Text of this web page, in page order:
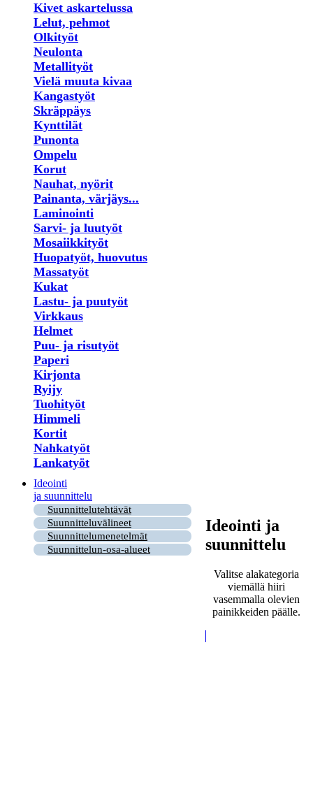
Kivet askartelussa
Lelut, pehmot
Olkityöt
Neulonta
Metallityöt
Vielä muuta kivaa
Kangastyöt
Skräppäys
Kynttilät
Punonta
Ompelu
Korut
Nauhat, nyörit
Painanta, värjäys...
Laminointi
Sarvi- ja luutyöt
Mosaiikkityöt
Huopatyöt, huovutus
Massatyöt
Kukat
Lastu- ja puutyöt
Virkkaus
Helmet
Puu- ja risutyöt
Paperi
Kirjonta
Ryijy
Tuohityöt
Himmeli
Kortit
Nahkatyöt
Lankatyöt
Ideointi
ja suunnittelu
Suunnittelutehtävät
Suunnitteluvälineet
Suunnittelumenetelmät
Suunnittelun-osa-alueet
Ideointi ja
suunnittelu
Valitse alakategoria
viemällä hiiri
vasemmalla olevien
painikkeiden päälle.